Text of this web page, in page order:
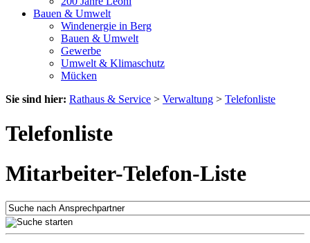
Bauen & Umwelt
Windenergie in Berg
Bauen & Umwelt
Gewerbe
Umwelt & Klimaschutz
Mücken
Sie sind hier: Rathaus & Service > Verwaltung > Telefonliste
Telefonliste
Mitarbeiter-Telefon-Liste